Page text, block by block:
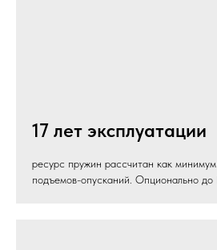
17 лет эксплуатации
ресурс пружин рассчитан как
подъемов-опусканий. Опционально